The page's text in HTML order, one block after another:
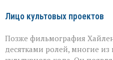
Лицо культовых проектов
Позже фильмография
десятками ролей, многие